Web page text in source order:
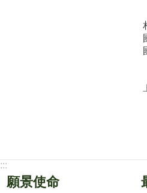
:::
願景使命